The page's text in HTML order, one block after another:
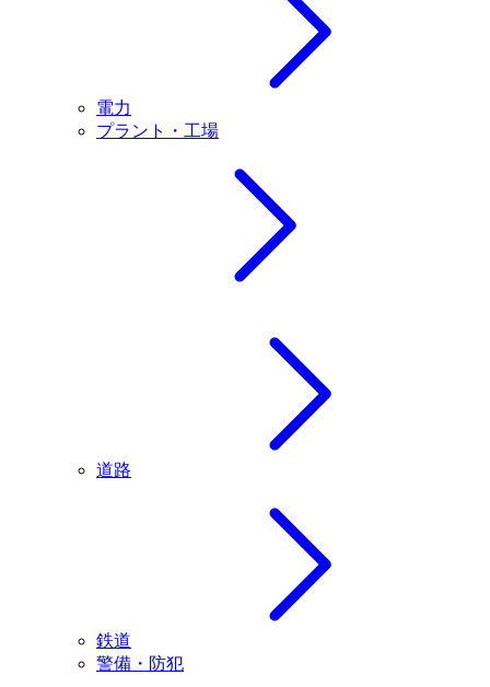
電力
プラント・工場
道路
鉄道
警備・防犯